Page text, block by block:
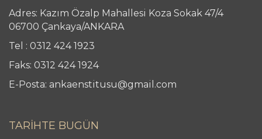
Adres: Kazım Özalp Mahallesi Koza Sokak 47/4
06700 Çankaya/ANKARA
Tel : 0312 424 1923
Faks: 0312 424 1924
E-Posta: ankaenstitusu@gmail.com
TARİHTE BUGÜN